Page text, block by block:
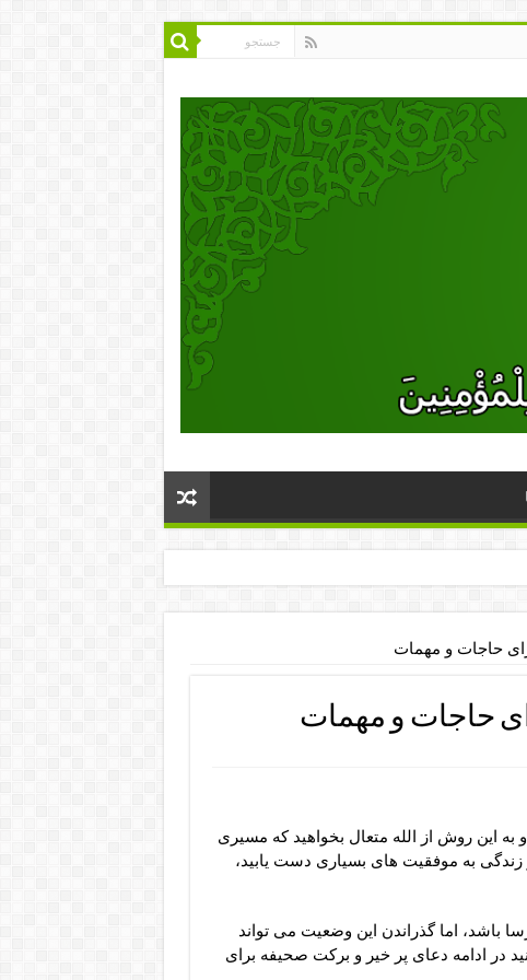
حاجات و مهمات
حاجات و مهمات
و به این روش از الله متعال بخواهید که مسیری
به موفقیت های بسیاری دست یابید،
اما گذراندن این وضعیت می تواند
در ادامه دعای پر خیر و برکت صحیفه برای